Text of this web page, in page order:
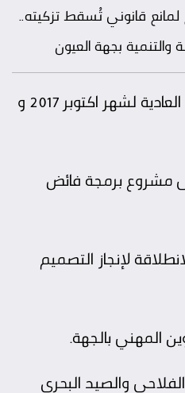
قانوني تُسقط تزكيته..
والتنمية بجهة العيون
– قراءة في محضر الدورة العادية لشهر اكتوبر 2017 و
مشروع برمجة فائض
لإنجاز التصميم
المهني بالجهة.
والصيد البحري